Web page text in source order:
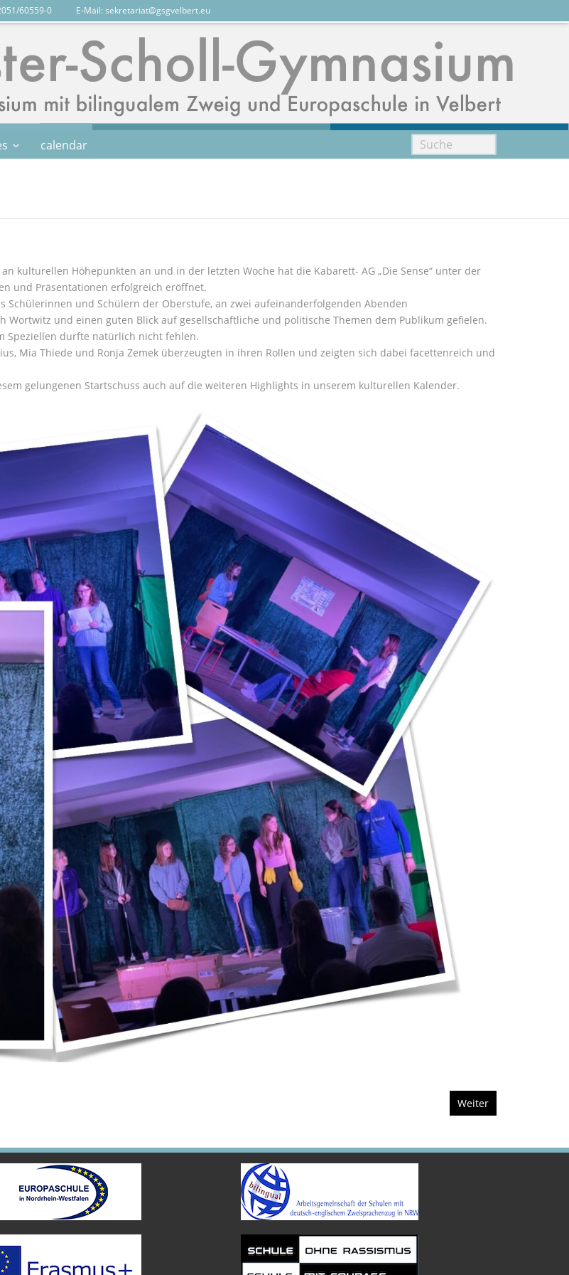
60559-0 E-Mail: sekretariat@gsgvelbert.eu
calendar
kulturellen Höhepunkten an und in der letzten Woche hat die Kabarett- AG „Die Sense“ unter der
und Präsentationen erfolgreich eröffnet.
Schülerinnen und Schülern der Oberstufe, an zwei aufeinanderfolgenden Abenden
Wortwitz und einen guten Blick auf gesellschaftliche und politische Themen dem Publikum gefielen.
Speziellen durfte natürlich nicht fehlen.
Mia Thiede und Ronja Zemek überzeugten in ihren Rollen und zeigten sich dabei facettenreich und
gelungenen Startschuss auch auf die weiteren Highlights in unserem kulturellen Kalender.
Weiter